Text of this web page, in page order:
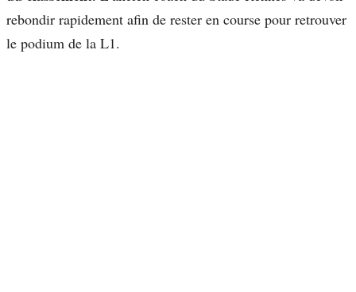
rebondir rapidement afin de rester en course pour retrouver
le podium de la L1.